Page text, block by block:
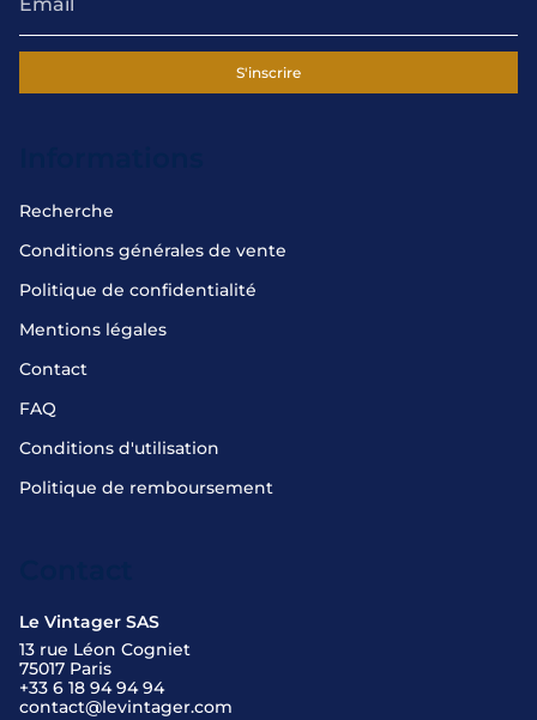
S'inscrire
Recherche
Conditions générales de vente
Politique de confidentialité
Mentions légales
Contact
FAQ
Conditions d'utilisation
Politique de remboursement
Le Vintager SAS
13 rue Léon Cogniet
75017 Paris
+33 6 18 94 94 94
contact@levintager.com